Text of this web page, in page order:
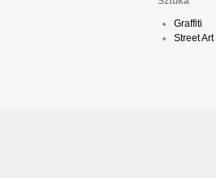
Graffiti
Street Art